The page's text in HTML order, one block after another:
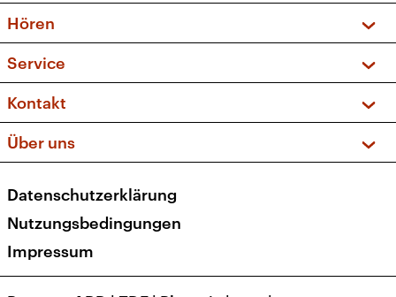
Sendungen und Podcasts
Musikliste
Kakadu – Das Kinderprogramm
Hören
Frequenzen (UKW + DAB+)
Service
FAQ
Apps
Newsletter
Veranstaltungen
Kontakt
Social Media
Über uns
Presse
Karriere
Transparenz
Datenschutzerklärung
Nutzungsbedingungen
Impressum